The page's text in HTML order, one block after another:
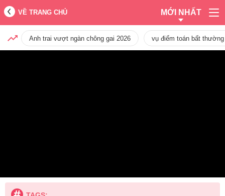
VỀ TRANG CHỦ MỚI NHẤT
Anh trai vượt ngàn chông gai 2026 vụ điểm toán bất